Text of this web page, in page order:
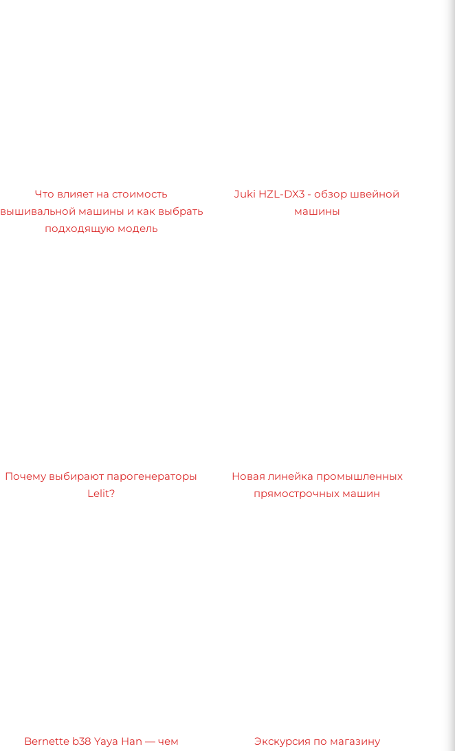
Что влияет на стоимость
вышивальной машины и как выбрать
подходящую модель
Juki HZL-DX3 - обзор швейной
машины
Почему выбирают парогенераторы
Lelit?
Новая линейка промышленных
прямострочных машин
Bernette b38 Yaya Han — чем
Экскурсия по магазину